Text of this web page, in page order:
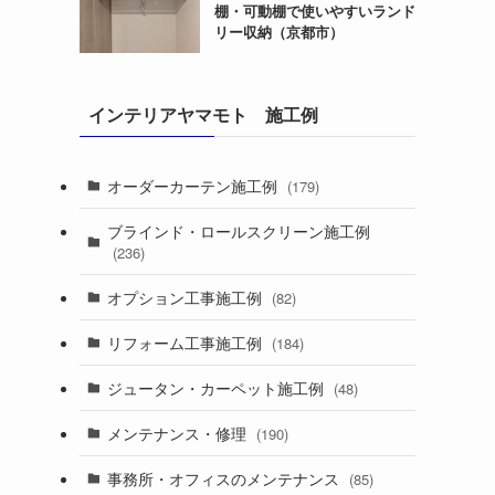
棚・可動棚で使いやすいランド
リー収納（京都市）
インテリアヤマモト 施工例
オーダーカーテン施工例 (179)
ブラインド・ロールスクリーン施工例
(236)
オプション工事施工例 (82)
リフォーム工事施工例 (184)
ジュータン・カーペット施工例 (48)
メンテナンス・修理 (190)
事務所・オフィスのメンテナンス (85)